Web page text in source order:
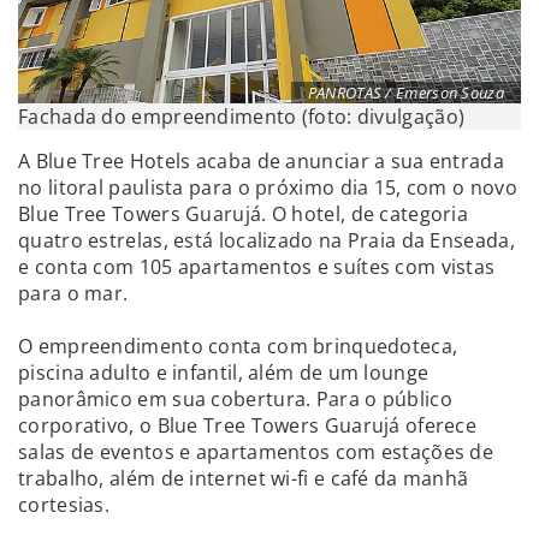
PANROTAS / Emerson Souza
Fachada do empreendimento (foto: divulgação)
A Blue Tree Hotels acaba de anunciar a sua entrada
no litoral paulista para o próximo dia 15, com o novo
Blue Tree Towers Guarujá. O hotel, de categoria
quatro estrelas, está localizado na Praia da Enseada,
e conta com 105 apartamentos e suítes com vistas
para o mar.
O empreendimento conta com brinquedoteca,
piscina adulto e infantil, além de um lounge
panorâmico em sua cobertura. Para o público
corporativo, o Blue Tree Towers Guarujá oferece
salas de eventos e apartamentos com estações de
trabalho, além de internet wi-fi e café da manhã
cortesias.